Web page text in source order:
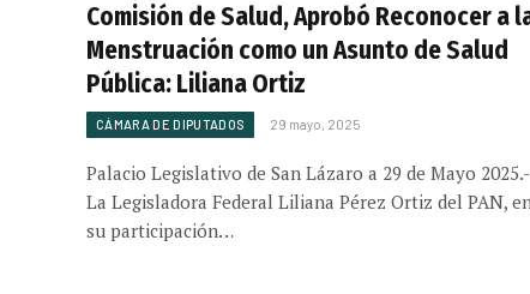
Comisión de Salud, Aprobó Reconocer a
Menstruación como un Asunto de Salud
Pública: Liliana Ortiz
CÁMARA DE DIPUTADOS 29 mayo, 2025
Palacio Legislativo de San Lázaro a 29 de Mayo 2025.-
La Legisladora Federal Liliana Pérez Ortiz del PAN,
su participación…